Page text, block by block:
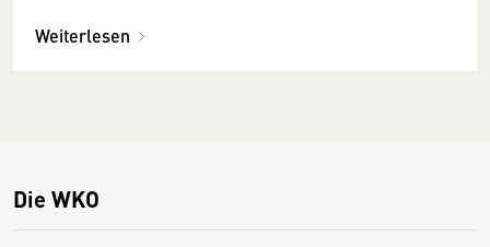
Weiterlesen
Die WKO